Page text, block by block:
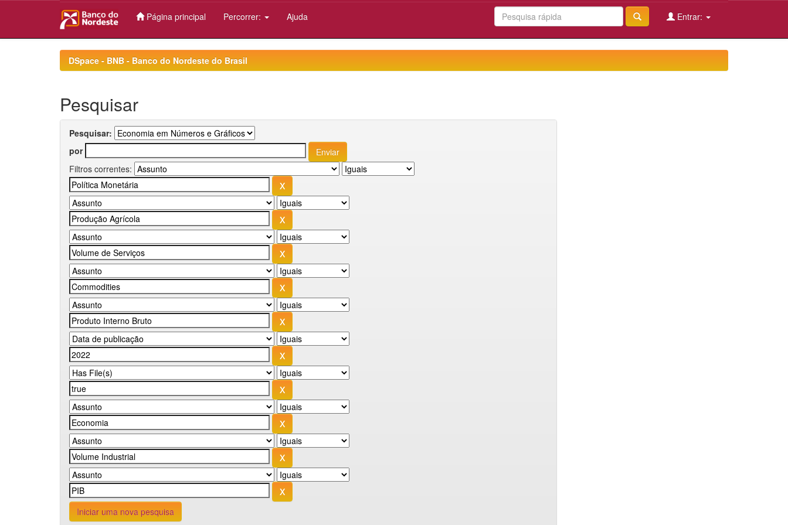
Página principal Percorrer: Ajuda Entrar:
DSpace - BNB - Banco do Nordeste do Brasil
Pesquisar
Pesquisar:
por
Filtros correntes:
Iniciar uma nova pesquisa